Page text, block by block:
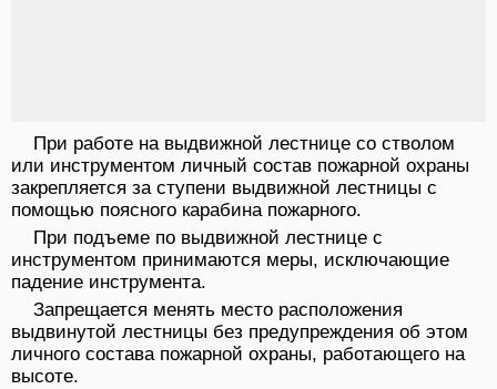
При работе на выдвижной лестнице со стволом
или инструментом личный состав пожарной охраны
закрепляется за ступени выдвижной лестницы с
помощью поясного карабина пожарного.
При подъеме по выдвижной лестнице с
инструментом принимаются меры, исключающие
падение инструмента.
Запрещается менять место расположения
выдвинутой лестницы без предупреждения об этом
личного состава пожарной охраны, работающего на
высоте.